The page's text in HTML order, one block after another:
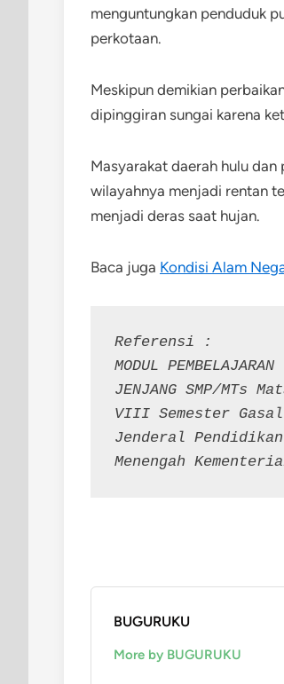
menguntungkan penduduk
perkotaan.
Meskipun demikian
dipinggiran sungai karena
Masyarakat daerah hulu
wilayahnya menjadi rentan
menjadi deras saat hujan.
Baca juga Kondisi Alam
Referensi :
MODUL
JENJANG SMP/
VIII Semester
Jenderal
Menengah
BUGURUKU
More by BUGURUKU